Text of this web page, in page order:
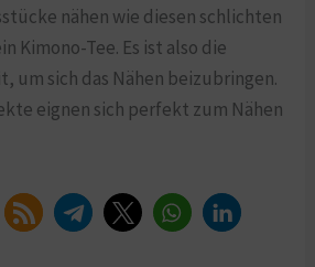
nähen wie diesen schlichten
Kimono-Tee. Es ist also die
um sich das Nähen beizubringen.
eignen sich perfekt zum Nähen